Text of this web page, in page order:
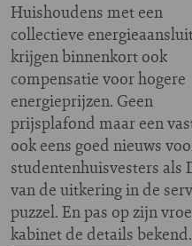
Huishoudens met een
collectieve
krijgen binnenkort ook
compensatie voor hogere
energieprijzen. Geen
prijsplafond maar een
ook eens goed nieuws
studentenhuisvesters als
van de uitkering in de
puzzel. En pas op zijn
kabinet de details bekend.